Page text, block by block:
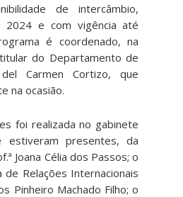
de intercâmbio,
e com vigência até
é coordenado, na
do Departamento de
Carmen Cortizo, que
na ocasião.
foi realizada no gabinete
presentes, da
Joana Célia dos Passos; o
Relações Internacionais
Pinheiro Machado Filho; o